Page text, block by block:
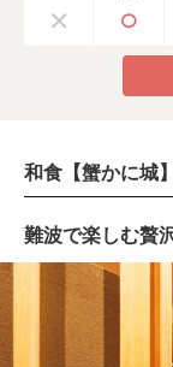
和食【蟹かに城】
難波で楽しむ贅